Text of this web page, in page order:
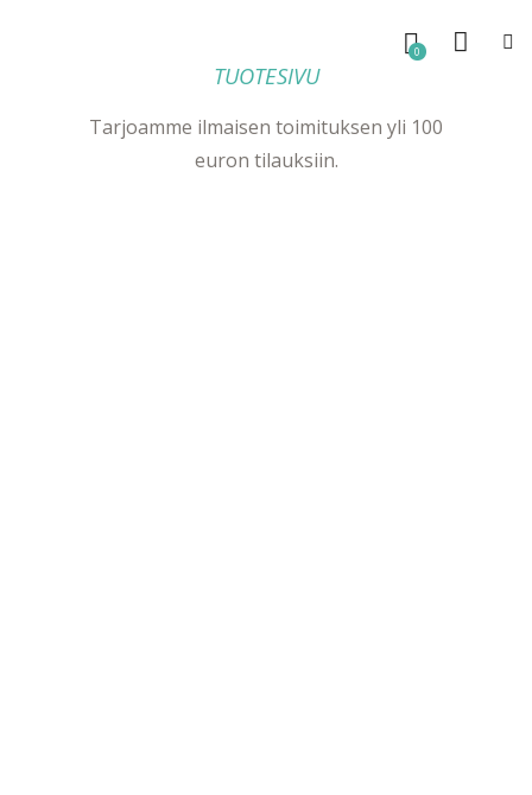
0
TUOTESIVU
Tarjoamme ilmaisen toimituksen yli 100
euron tilauksiin.